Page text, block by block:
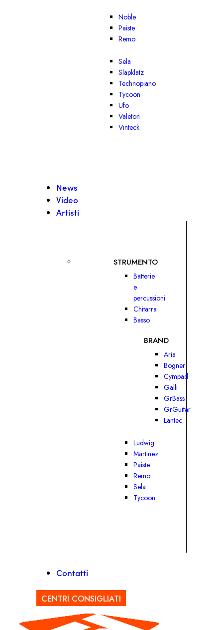
Noble
Paiste
Remo
Sela
Slapklatz
Technopiano
Tycoon
Ufo
Valeton
Vinteck
News
Video
Artisti
STRUMENTO
Batterie
e
percussioni
Chitarra
Basso
BRAND
Aria
Bogner
Cympad
Galli
GrBass
GrGuitar
Lantec
Ludwig
Martinez
Paiste
Remo
Sela
Tycoon
Contatti
CENTRI CONSIGLIATI